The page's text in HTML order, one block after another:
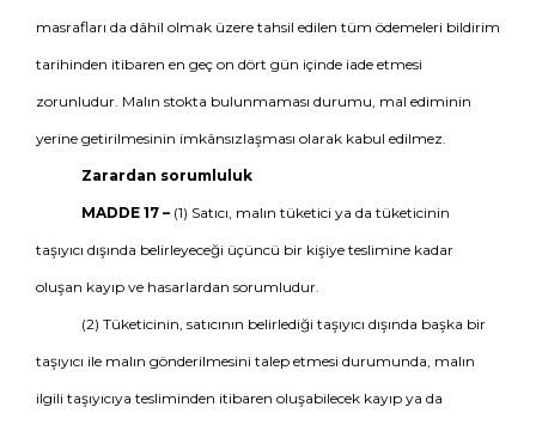
masrafları da dâhil olmak üzere tahsil edilen tüm ödemeleri bildirim
tarihinden itibaren en geç on dört gün içinde iade etmesi
zorunludur. Malın stokta bulunmaması durumu, mal ediminin
yerine getirilmesinin imkânsızlaşması olarak kabul edilmez.
Zarardan sorumluluk
MADDE 17 –(1) Satıcı, malın tüketici ya da tüketicinin
taşıyıcı dışında belirleyeceği üçüncü bir kişiye teslimine kadar
oluşan kayıp ve hasarlardan sorumludur.
(2) Tüketicinin, satıcının belirlediği taşıyıcı dışında başka bir
taşıyıcı ile malın gönderilmesini talep etmesi durumunda, malın
ilgili taşıyıcıya tesliminden itibaren oluşabilecek kayıp ya da